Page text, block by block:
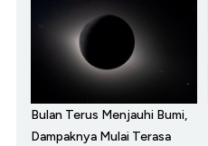
Bulan Terus Menjauhi Bumi,
Dampaknya Mulai Terasa